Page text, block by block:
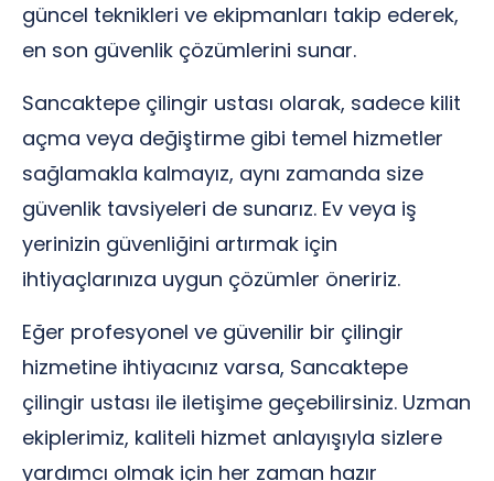
güncel teknikleri ve ekipmanları takip ederek,
en son güvenlik çözümlerini sunar.
Sancaktepe çilingir ustası olarak, sadece kilit
açma veya değiştirme gibi temel hizmetler
sağlamakla kalmayız, aynı zamanda size
güvenlik tavsiyeleri de sunarız. Ev veya iş
yerinizin güvenliğini artırmak için
ihtiyaçlarınıza uygun çözümler öneririz.
Eğer profesyonel ve güvenilir bir çilingir
hizmetine ihtiyacınız varsa, Sancaktepe
çilingir ustası ile iletişime geçebilirsiniz. Uzman
ekiplerimiz, kaliteli hizmet anlayışıyla sizlere
yardımcı olmak için her zaman hazır